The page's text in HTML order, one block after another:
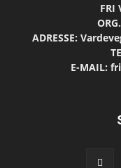
FRI
ADRESSE:
E-MAIL: